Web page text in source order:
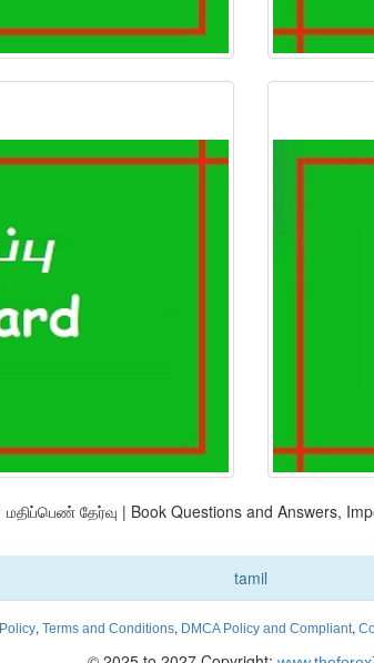
தேர்வு | Book Questions and Answers,
tamil
, Terms and Conditions, DMCA Policy and Compliant,